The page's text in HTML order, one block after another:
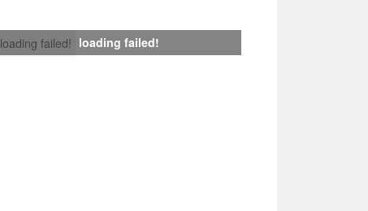
loading failed! loading failed!